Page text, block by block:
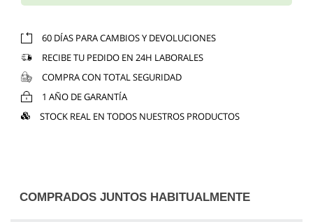
60 DÍAS PARA CAMBIOS Y DEVOLUCIONES
RECIBE TU PEDIDO EN 24H LABORALES
COMPRA CON TOTAL SEGURIDAD
1 AÑO DE GARANTÍA
STOCK REAL EN TODOS NUESTROS PRODUCTOS
COMPRADOS JUNTOS HABITUALMENTE